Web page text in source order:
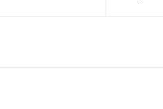
habitation : bien choisir